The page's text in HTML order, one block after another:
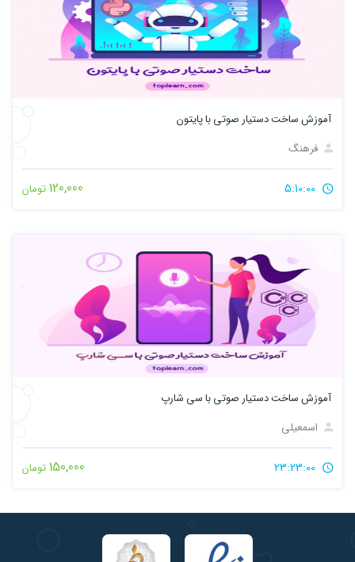
آموزش ساخت دستیار صوتی با پایتون
فرهنگ
120,000تومان
آموزش ساخت دستیار صوتی با سی شارپ
اسمعیلی
150,000تومان